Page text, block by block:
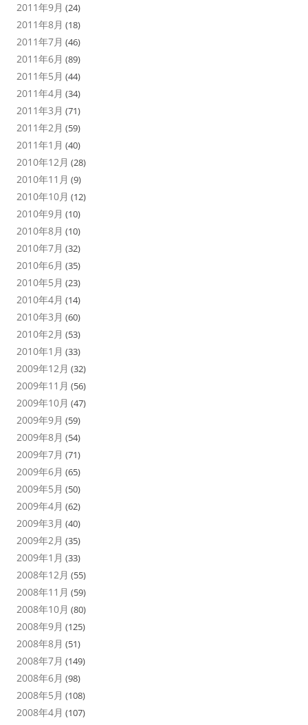
2011年9月 (24)
2011年8月 (18)
2011年7月 (46)
2011年6月 (89)
2011年5月 (44)
2011年4月 (34)
2011年3月 (71)
2011年2月 (59)
2011年1月 (40)
2010年12月 (28)
2010年11月 (9)
2010年10月 (12)
2010年9月 (10)
2010年8月 (10)
2010年7月 (32)
2010年6月 (35)
2010年5月 (23)
2010年4月 (14)
2010年3月 (60)
2010年2月 (53)
2010年1月 (33)
2009年12月 (32)
2009年11月 (56)
2009年10月 (47)
2009年9月 (59)
2009年8月 (54)
2009年7月 (71)
2009年6月 (65)
2009年5月 (50)
2009年4月 (62)
2009年3月 (40)
2009年2月 (35)
2009年1月 (33)
2008年12月 (55)
2008年11月 (59)
2008年10月 (80)
2008年9月 (125)
2008年8月 (51)
2008年7月 (149)
2008年6月 (98)
2008年5月 (108)
2008年4月 (107)